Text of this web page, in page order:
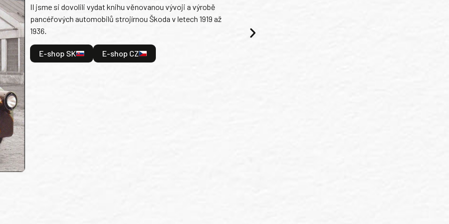
II jsme si dovolili vydat knihu věnovanou vývoji a výrobě
pancéřových automobilů strojírnou Škoda v letech 1919 až
1936.
E-shop SK E-shop CZ